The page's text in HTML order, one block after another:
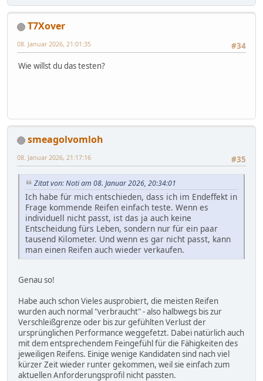
T7Xover
#34
08. Januar 2026, 21:01:35
Wie willst du das testen?
smeagolvomloh
#35
08. Januar 2026, 21:17:16
Zitat von: Noti am 08. Januar 2026, 20:34:01
Ich habe für mich entschieden, dass ich im Endeffekt in
Frage kommende Reifen einfach teste. Wenn es
individuell nicht passt, ist das ja auch keine
Entscheidung fürs Leben, sondern nur für ein paar
tausend Kilometer. Und wenn es gar nicht passt, kann
man einen Reifen auch wieder verkaufen.
Genau so!
Habe auch schon Vieles ausprobiert, die meisten Reifen
wurden auch normal "verbraucht" - also halbwegs bis zur
Verschleißgrenze oder bis zur gefühlten Verlust der
ursprünglichen Performance weggefetzt. Dabei natürlich auch
mit dem entsprechendem Feingefühl für die Fähigkeiten des
jeweiligen Reifens. Einige wenige Kandidaten sind nach viel
kürzer Zeit wieder runter gekommen, weil sie einfach zum
aktuellen Anforderungsprofil nicht passten.